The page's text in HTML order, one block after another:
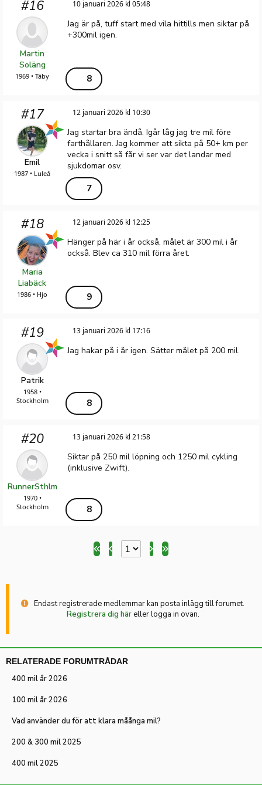
#16
Martin
Soläng
1969 • Täby
10 januari 2026 kl 05:48
Jag är på, tuff start med vila hittills men siktar på
+300mil igen.
8
#17
Emil
1987 • Luleå
12 januari 2026 kl 10:30
Jag startar bra ändå. Igår låg jag tre mil före
farthållaren. Jag kommer att sikta på 50+ km per
vecka i snitt så får vi ser var det landar med
sjukdomar osv.
7
#18
Maria
Liabäck
1986 • Hjo
12 januari 2026 kl 12:25
Hänger på här i år också, målet är 300 mil i år
också. Blev ca 310 mil förra året.
9
#19
Patrik
1958 •
Stockholm
13 januari 2026 kl 17:16
Jag hakar på i år igen. Sätter målet på 200 mil.
8
#20
RunnerSthlm
1970 •
Stockholm
13 januari 2026 kl 21:58
Siktar på 250 mil löpning och 1250 mil cykling
(inklusive Zwift).
8
Endast registrerade medlemmar kan posta inlägg till forumet.
Registrera dig häreller logga in ovan.
RELATERADE FORUMTRÅDAR
400 mil år 2026
100 mil år 2026
Vad använder du för att klara måånga mil?
200 & 300 mil 2025
400 mil 2025